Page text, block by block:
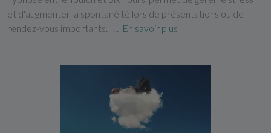
et d'augmenter la spontanéité lors de présentations ou de
rendez-vous importants. ...
En savoir plus